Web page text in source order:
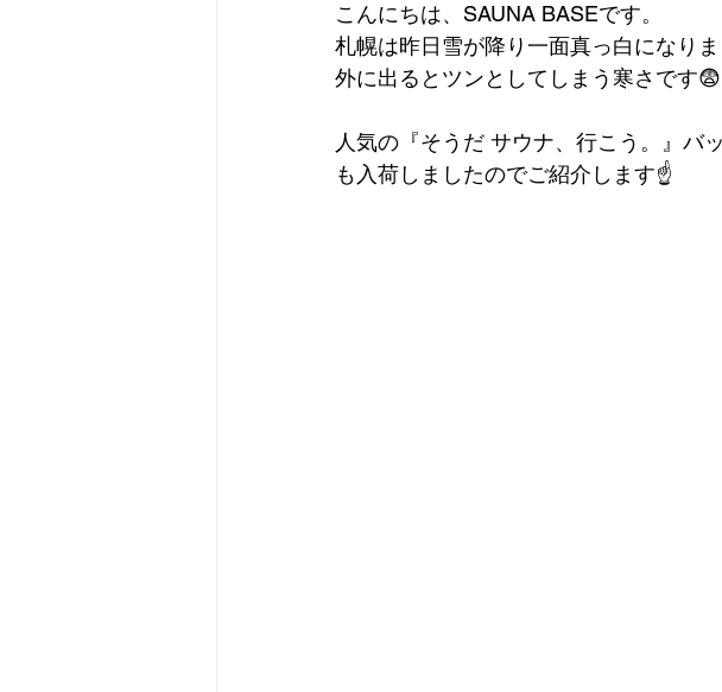
こんにちは、SAUNA BASEです。
札幌は昨日雪が降り一面真っ白になり
外に出るとツンとしてしまう寒さです😨
人気の『そうだ サウナ、行こう。』バ
も入荷しましたのでご紹介します☝️